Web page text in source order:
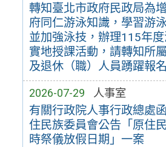
轉知臺北市政府民政局為
府同仁游泳知識，學習游
並加強泳技，辦理115年
實地授課活動，請轉知所
及退休（職）人員踴躍報
2026-07-29 人事室
有關行政院人事行政總處
住民族委員會公告「原住
時祭儀放假日期」一案